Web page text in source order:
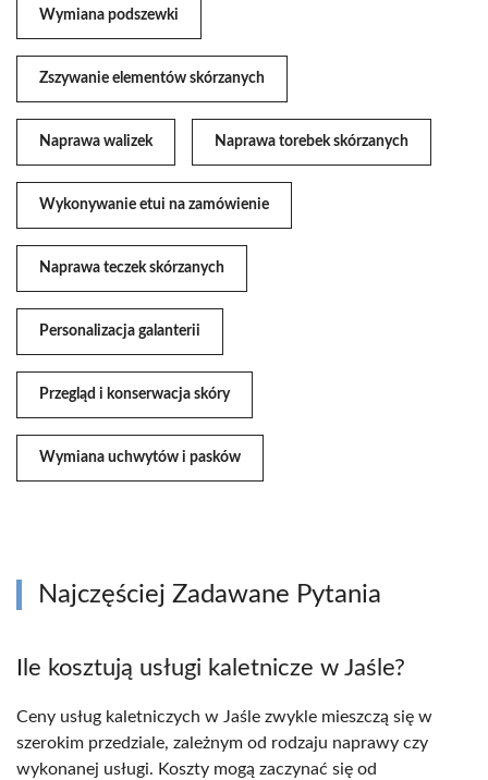
Wymiana podszewki
Zszywanie elementów skórzanych
Naprawa walizek Naprawa torebek skórzanych
Wykonywanie etui na zamówienie
Naprawa teczek skórzanych
Personalizacja galanterii
Przegląd i konserwacja skóry
Wymiana uchwytów i pasków
Najczęściej Zadawane Pytania
Ile kosztują usługi kaletnicze w Jaśle?
Ceny usług kaletniczych w Jaśle zwykle mieszczą się w
szerokim przedziale, zależnym od rodzaju naprawy czy
wykonanej usługi. Koszty mogą zaczynać się od